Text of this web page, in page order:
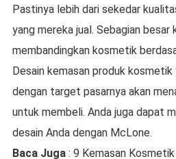
Pastinya lebih dari sekedar
yang mereka jual. Sebagian besar
membandingkan kosmetik
Desain kemasan produk kosmetik
dengan target pasarnya akan
untuk membeli. Anda juga dapat
desain Anda dengan McLone.
Baca Juga: 9 Kemasan Kosmetik